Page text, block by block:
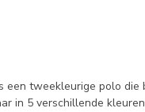
een tweekleurige polo
in 5 verschillende